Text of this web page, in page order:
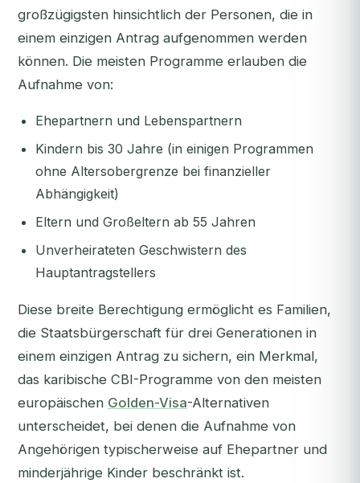
großzügigsten hinsichtlich der Personen, die in
einem einzigen Antrag aufgenommen werden
können. Die meisten Programme erlauben die
Aufnahme von:
Ehepartnern und Lebenspartnern
Kindern bis 30 Jahre (in einigen Programmen
ohne Altersobergrenze bei finanzieller
Abhängigkeit)
Eltern und Großeltern ab 55 Jahren
Unverheirateten Geschwistern des
Hauptantragstellers
Diese breite Berechtigung ermöglicht es Familien,
die Staatsbürgerschaft für drei Generationen in
einem einzigen Antrag zu sichern, ein Merkmal,
das karibische CBI-Programme von den meisten
europäischen Golden-Visa-Alternativen
unterscheidet, bei denen die Aufnahme von
Angehörigen typischerweise auf Ehepartner und
minderjährige Kinder beschränkt ist.